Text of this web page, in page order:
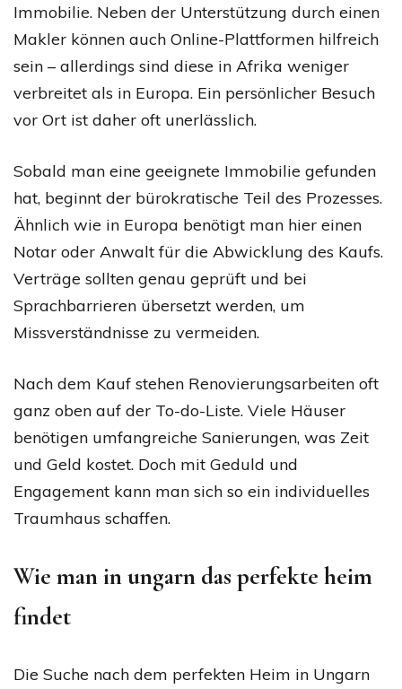
Immobilie. Neben der Unterstützung durch einen
Makler können auch Online-Plattformen hilfreich
sein – allerdings sind diese in Afrika weniger
verbreitet als in Europa. Ein persönlicher Besuch
vor Ort ist daher oft unerlässlich.
Sobald man eine geeignete Immobilie gefunden
hat, beginnt der bürokratische Teil des Prozesses.
Ähnlich wie in Europa benötigt man hier einen
Notar oder Anwalt für die Abwicklung des Kaufs.
Verträge sollten genau geprüft und bei
Sprachbarrieren übersetzt werden, um
Missverständnisse zu vermeiden.
Nach dem Kauf stehen Renovierungsarbeiten oft
ganz oben auf der To-do-Liste. Viele Häuser
benötigen umfangreiche Sanierungen, was Zeit
und Geld kostet. Doch mit Geduld und
Engagement kann man sich so ein individuelles
Traumhaus schaffen.
Wie man in ungarn das perfekte heim
findet
Die Suche nach dem perfekten Heim in Ungarn